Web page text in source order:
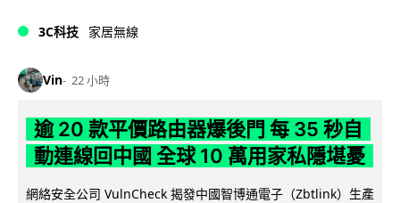
3C科技 家居無線
Vin 22 小時
逾 20 款平價路由器爆後門 每 35 秒自
動連線回中國 全球 10 萬用家私隱堪憂
網絡安全公司 VulnCheck 揭發中國智博通電子（Zbtlink）生產